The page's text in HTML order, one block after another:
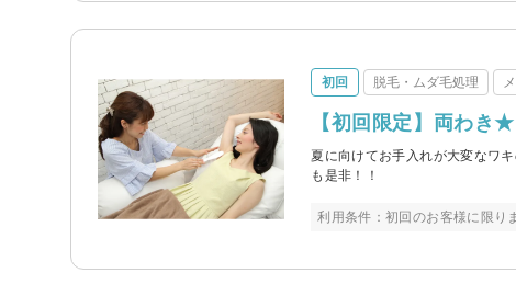
初回 脱毛・ムダ毛処理
【初回限定】両わき
夏に向けてお手入れが大変なワ
も是非！！
利用条件：初回のお客様に限り